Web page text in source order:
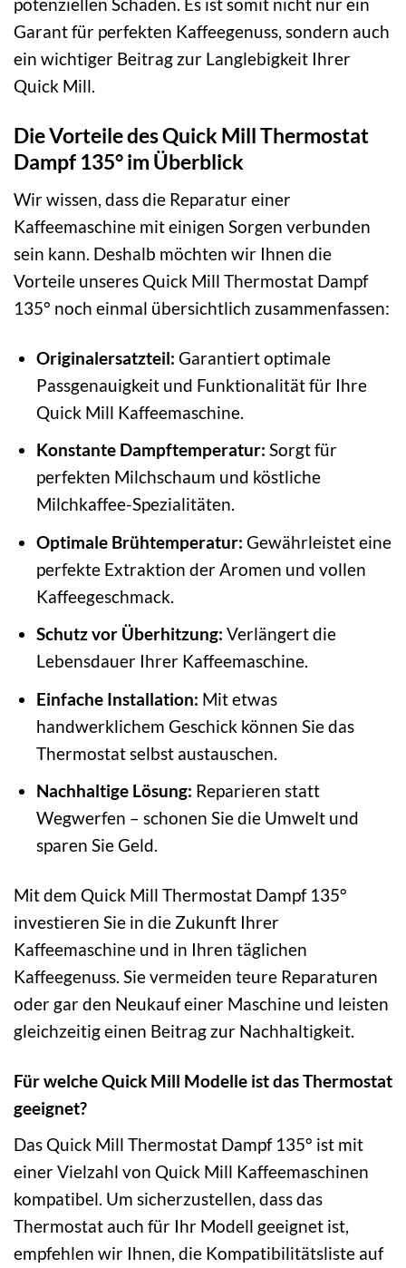
potenziellen Schäden. Es ist somit nicht nur ein
Garant für perfekten Kaffeegenuss, sondern auch
ein wichtiger Beitrag zur Langlebigkeit Ihrer
Quick Mill.
Die Vorteile des Quick Mill Thermostat
Dampf 135° im Überblick
Wir wissen, dass die Reparatur einer
Kaffeemaschine mit einigen Sorgen verbunden
sein kann. Deshalb möchten wir Ihnen die
Vorteile unseres Quick Mill Thermostat Dampf
135° noch einmal übersichtlich zusammenfassen:
Originalersatzteil: Garantiert optimale
Passgenauigkeit und Funktionalität für Ihre
Quick Mill Kaffeemaschine.
Konstante Dampftemperatur: Sorgt für
perfekten Milchschaum und köstliche
Milchkaffee-Spezialitäten.
Optimale Brühtemperatur: Gewährleistet eine
perfekte Extraktion der Aromen und vollen
Kaffeegeschmack.
Schutz vor Überhitzung: Verlängert die
Lebensdauer Ihrer Kaffeemaschine.
Einfache Installation: Mit etwas
handwerklichem Geschick können Sie das
Thermostat selbst austauschen.
Nachhaltige Lösung: Reparieren statt
Wegwerfen – schonen Sie die Umwelt und
sparen Sie Geld.
Mit dem Quick Mill Thermostat Dampf 135°
investieren Sie in die Zukunft Ihrer
Kaffeemaschine und in Ihren täglichen
Kaffeegenuss. Sie vermeiden teure Reparaturen
oder gar den Neukauf einer Maschine und leisten
gleichzeitig einen Beitrag zur Nachhaltigkeit.
Für welche Quick Mill Modelle ist das Thermostat
geeignet?
Das Quick Mill Thermostat Dampf 135° ist mit
einer Vielzahl von Quick Mill Kaffeemaschinen
kompatibel. Um sicherzustellen, dass das
Thermostat auch für Ihr Modell geeignet ist,
empfehlen wir Ihnen, die Kompatibilitätsliste auf